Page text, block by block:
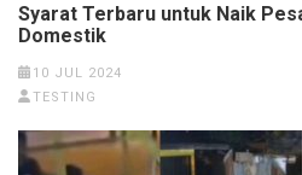
Syarat Terbaru untuk Naik
Domestik
10 JUL 2024
TESTING